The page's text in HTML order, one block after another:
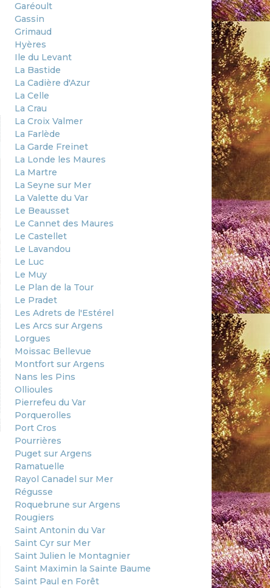
Garéoult
Gassin
Grimaud
Hyères
Ile du Levant
La Bastide
La Cadière d'Azur
La Celle
La Crau
La Croix Valmer
La Farlède
La Garde Freinet
La Londe les Maures
La Martre
La Seyne sur Mer
La Valette du Var
Le Beausset
Le Cannet des Maures
Le Castellet
Le Lavandou
Le Luc
Le Muy
Le Plan de la Tour
Le Pradet
Les Adrets de l'Estérel
Les Arcs sur Argens
Lorgues
Moissac Bellevue
Montfort sur Argens
Nans les Pins
Ollioules
Pierrefeu du Var
Porquerolles
Port Cros
Pourrières
Puget sur Argens
Ramatuelle
Rayol Canadel sur Mer
Régusse
Roquebrune sur Argens
Rougiers
Saint Antonin du Var
Saint Cyr sur Mer
Saint Julien le Montagnier
Saint Maximin la Sainte Baume
Saint Paul en Forêt